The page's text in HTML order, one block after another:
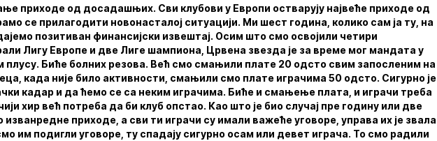
приходе од досадашњих. Сви клубови у Европи остварују највеће приходе од
се прилагодити новонасталој ситуацији. Ми шест година, колико сам ја ту, на
позитиван финансијски извештај. Осим што смо освојили четири
Лигу Европе и две Лиге шампиона, Црвена звезда је за време мог мандата у
плусу. Биће болних резова. Већ смо смањили плате 20 одсто свим запосленим на
када није било активности, смањили смо плате играчима 50 одсто. Сигурно је
кадар и да ћемо се са неким играчима. Биће и смањење плата, и играчи треба
хир већ потреба да би клуб опстао. Као што је био случај пре годину или две
изванредне приходе, а сви ти играчи су имали важеће уговоре, управа их је звала
им подигли уговоре, ту спадају сигурно осам или девет играча. То смо радили